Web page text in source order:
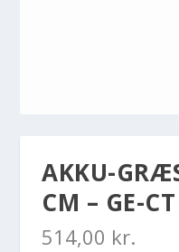
AKKU-
CM – GE-
514,00 kr.